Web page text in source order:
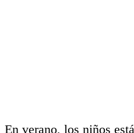
En verano, los niños